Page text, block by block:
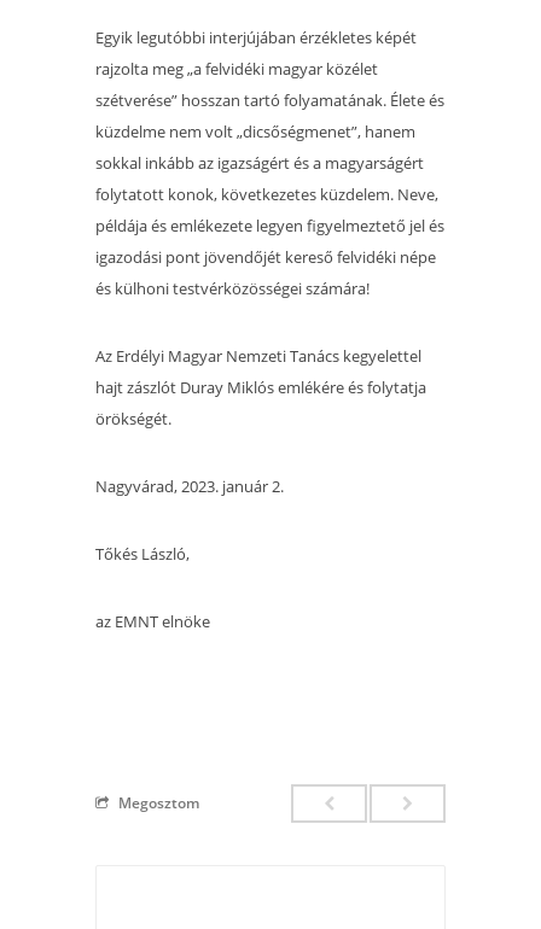
Egyik legutóbbi interjújában érzékletes képét
rajzolta meg „a felvidéki magyar közélet
szétverése” hosszan tartó folyamatának. Élete és
küzdelme nem volt „dicsőségmenet”, hanem
sokkal inkább az igazságért és a magyarságért
folytatott konok, következetes küzdelem. Neve,
példája és emlékezete legyen figyelmeztető jel és
igazodási pont jövendőjét kereső felvidéki népe
és külhoni testvérközösségei számára!
Az Erdélyi Magyar Nemzeti Tanács kegyelettel
hajt zászlót Duray Miklós emlékére és folytatja
örökségét.
Nagyvárad, 2023. január 2.
Tőkés László,
az EMNT elnöke
Megosztom